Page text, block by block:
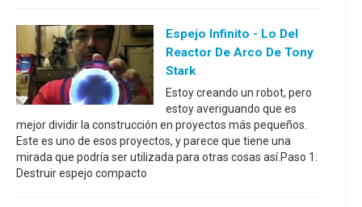
Espejo Infinito - Lo Del
Reactor De Arco De Tony
Stark
Estoy creando un robot, pero
estoy averiguando que es
mejor dividir la construcción en proyectos más pequeños.
Este es uno de esos proyectos, y parece que tiene una
mirada que podría ser utilizada para otras cosas así.Paso 1:
Destruir espejo compacto